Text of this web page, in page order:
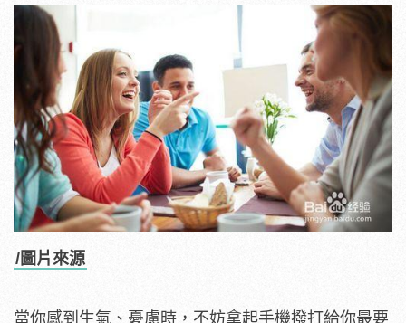
/圖片來源
當你感到生氣、憂慮時，不妨拿起手機撥打給你最要